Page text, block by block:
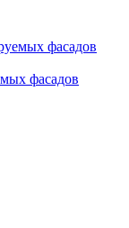
фасадов
фасадов